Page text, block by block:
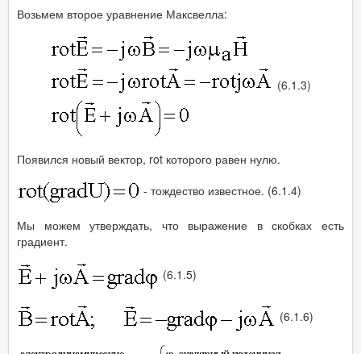
Возьмем второе уравнение Максвелла:
(6.1.3)
Появился новый вектор, rot которого равен нулю.
- тождество известное. (6.1.4)
Мы можем утверждать, что выражение в скобках есть
градиент.
(6.1.5)
(6.1.6)